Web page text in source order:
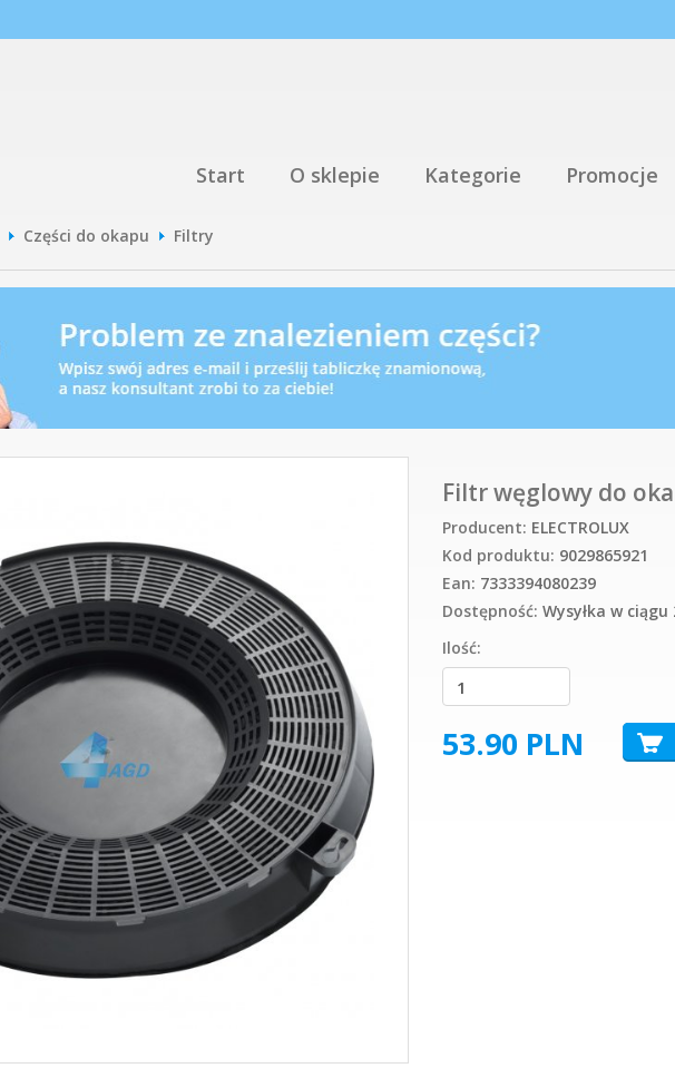
Start O sklepie Kategorie Promocje
Części do okapu Filtry
Filtr węglowy do
Producent: ELECTROLUX
Kod produktu: 9029865921
Ean: 7333394080239
Dostępność: Wysyłka w ciągu
Ilość:
53.90 PLN